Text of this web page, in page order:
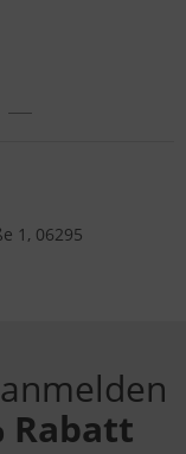
1, 06295
Rabatt